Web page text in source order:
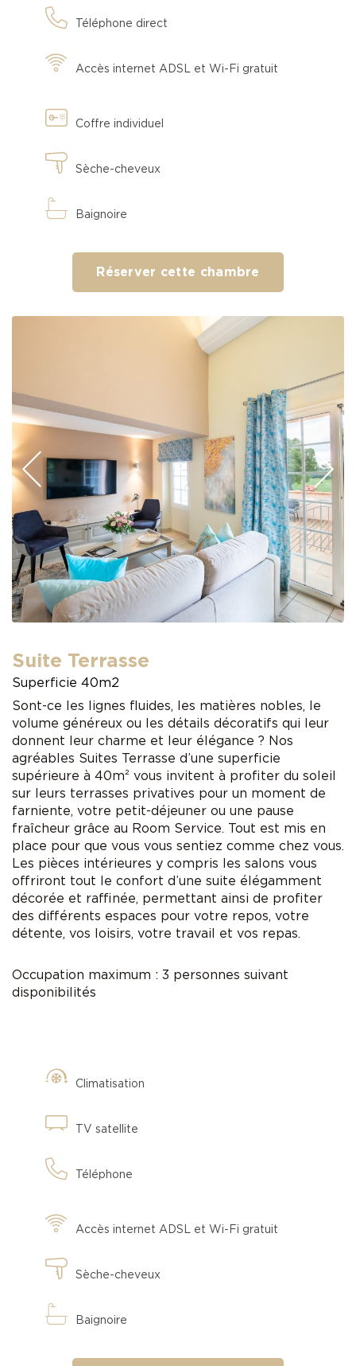
Téléphone direct
Accès internet ADSL et Wi-Fi gratuit
Coffre individuel
Sèche-cheveux
Baignoire
Réserver cette chambre
Précédent
Suite Terrasse
Superficie 40m2
Sont-ce les lignes fluides, les matières nobles, le
volume généreux ou les détails décoratifs qui leur
donnent leur charme et leur élégance ? Nos
agréables Suites Terrasse d’une superficie
supérieure à 40m² vous invitent à profiter du soleil
sur leurs terrasses privatives pour un moment de
farniente, votre petit-déjeuner ou une pause
fraîcheur grâce au Room Service. Tout est mis en
place pour que vous vous sentiez comme chez vous.
Les pièces intérieures y compris les salons vous
offriront tout le confort d’une suite élégamment
décorée et raffinée, permettant ainsi de profiter
des différents espaces pour votre repos, votre
détente, vos loisirs, votre travail et vos repas.
Occupation maximum : 3 personnes suivant
disponibilités
Climatisation
TV satellite
Téléphone
Accès internet ADSL et Wi-Fi gratuit
Sèche-cheveux
Baignoire